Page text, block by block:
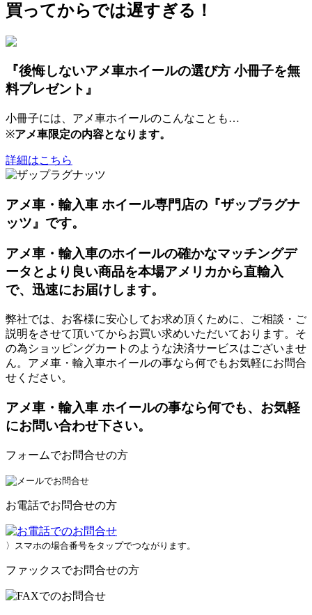
買ってからでは遅すぎる！
『後悔しないアメ車ホイールの選び方 小冊子を無
料プレゼント』
小冊子には、アメ車ホイールのこんなことも…
※アメ車限定の内容となります。
詳細はこちら
アメ車・輸入車 ホイール専門店の『ザップラグナ
ッツ』です。
アメ車・輸入車のホイールの確かなマッチングデ
ータとより良い商品を本場アメリカから直輸入
で、迅速にお届けします。
弊社では、お客様に安心してお求め頂くために、ご相談・ご
説明をさせて頂いてからお買い求めいただいております。そ
の為ショッピングカートのような決済サービスはございませ
ん。アメ車・輸入車ホイールの事なら何でもお気軽にお問合
せください。
アメ車・輸入車 ホイールの事なら何でも、お気軽
にお問い合わせ下さい。
フォームでお問合せの方
お電話でお問合せの方
〉スマホの場合番号をタップでつながります。
ファックスでお問合せの方